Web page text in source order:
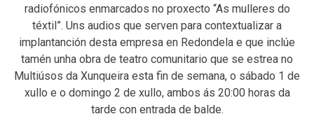
radiofónicos enmarcados no proxecto “As mulleres do
téxtil”. Uns audios que serven para contextualizar a
implantanción desta empresa en Redondela e que inclúe
tamén unha obra de teatro comunitario que se estrea no
Multiúsos da Xunqueira esta fin de semana, o sábado 1 de
xullo e o domingo 2 de xullo, ambos ás 20:00 horas da
tarde con entrada de balde.